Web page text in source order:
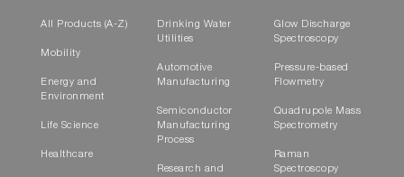
All Products (A-Z)
Mobility
Energy and
Environment
Life Science
Healthcare
Drinking Water
Utilities
Automotive
Manufacturing
Semiconductor
Manufacturing
Process
Research and
Glow Discharge
Spectroscopy
Pressure-based
Flowmetry
Quadrupole Mass
Spectrometry
Raman
Spectroscopy